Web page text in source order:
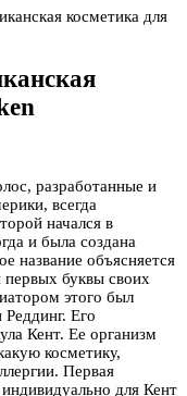
косметика для
разработанные и
всегда
начался в
и была создана
название объясняется
первых буквы своих
этого был
Его
Кент. Ее организм
косметику,
Первая
для Кент